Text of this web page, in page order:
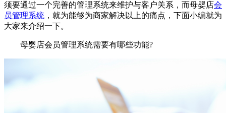
须要通过一个完善的管理系统来维护与客户关系，而母婴店会
员管理系统 ，就为能够为商家解决以上的痛点，下面小编就为
大家来介绍一下。
母婴店会员管理系统需要有哪些功能?